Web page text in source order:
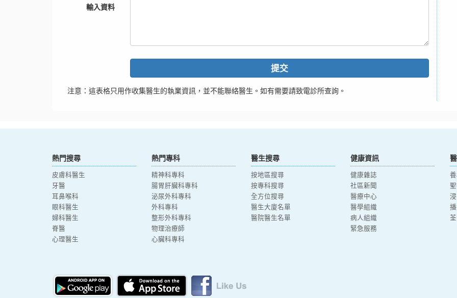
輸入資料
提交
注意：這表格只用作收集醫生的執業資訊，並不能聯絡醫生。如有需要請致電診所查詢。
熱門搜尋
皮膚科醫生
牙醫
耳鼻喉科
眼科醫生
婦科醫生
脊醫
心理醫生
熱門專科
精神科專科
腸胃肝臟科專科
泌尿外科專科
外科專科
整形外科專科
物理治療師
心臟科專科
醫生搜尋
按地區搜尋
按專科搜尋
全方位搜尋
醫生大廈名單
醫院醫生名單
健康資訊
健康雜誌
社區新聞
醫療中心
醫學組織
病人組織
緊急服務